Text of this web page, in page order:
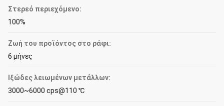
Στερεό περιεχόμενο:
100%
Ζωή του προϊόντος στο ράφι:
6 μήνες
Ιξώδες λειωμένων μετάλλων:
3000~6000 cps@110 ℃